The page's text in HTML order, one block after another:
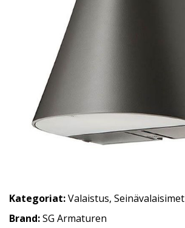
Kategoriat:Valaistus, Seinävalaisimet
Brand:SG Armaturen